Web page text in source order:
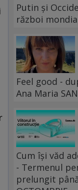
Putin și
război
Feel good -
Ana Maria
Cum își văd
- Termenul
prelungit